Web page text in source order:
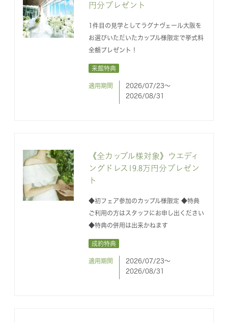
円分プレゼント
1件目の見学としてラグナヴェール大阪を
お選びいただいたカップル様限定で挙式料
全額プレゼント！
来館特典
適用期間
2026/07/23〜
2026/08/31
《全カップル様対象》ウエディ
ングドレス19.8万円分プレゼン
ト
◆初フェア参加のカップル様限定 ◆特典
ご利用の方はスタッフにお申し出ください
◆特典の併用は出来かねます
成約特典
適用期間
2026/07/23〜
2026/08/31